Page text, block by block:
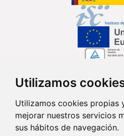
Utilizamos
Utilizamos cookies propias
mejorar nuestros servicios
sus hábitos de navegación.
Síguenos